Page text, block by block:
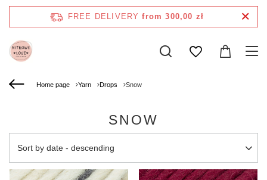
FREE DELIVERY from 300,00 zł
Home page Yarn Drops Snow
SNOW
Change sorting
Sort by date - descending